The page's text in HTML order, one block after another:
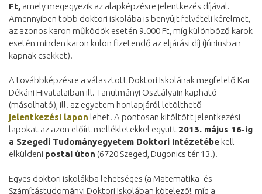
Ft, amely megegyezik az alapképzésre jelentkezés díjával.
Amennyiben több doktori iskolába is benyújt felvételi kérelmet,
az azonos karon működök esetén 9.000 Ft, míg különböző karok
esetén minden karon külön fizetendő az eljárási díj (júniusban
kapnak csekket).
A továbbképzésre a választott Doktori Iskolának megfelelő Kar
Dékáni Hivatalaiban ill. Tanulmányi Osztályain kapható
(másolható), ill. az egyetem honlapjáról letölthető
jelentkezési lapon lehet. A pontosan kitöltött jelentkezési
lapokat az azon előírt mellékletekkel együtt 2013. május 16-ig
a Szegedi Tudományegyetem Doktori Intézetébe kell
elküldeni postai úton (6720 Szeged, Dugonics tér 13.).
Egyes doktori iskolákba lehetséges (a Matematika- és
Számítástudományi Doktori Iskolában kötelező!, míg a